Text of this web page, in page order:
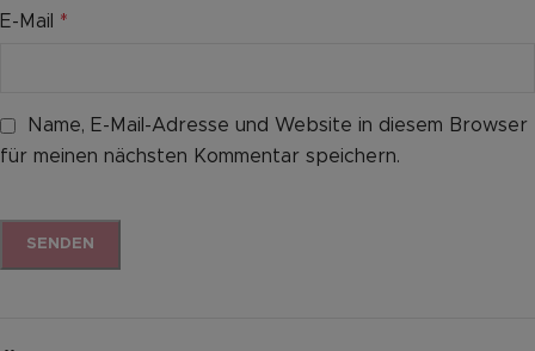
E-Mail *
Name, E-Mail-Adresse und Website in diesem Browser
für meinen nächsten Kommentar speichern.